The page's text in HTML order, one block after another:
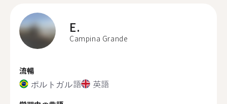
E.
Campina Grande
流暢
ポルトガル語 英語